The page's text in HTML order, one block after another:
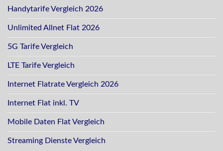
Handytarife Vergleich 2026
Unlimited Allnet Flat 2026
5G Tarife Vergleich
LTE Tarife Vergleich
Internet Flatrate Vergleich 2026
Internet Flat inkl. TV
Mobile Daten Flat Vergleich
Streaming Dienste Vergleich